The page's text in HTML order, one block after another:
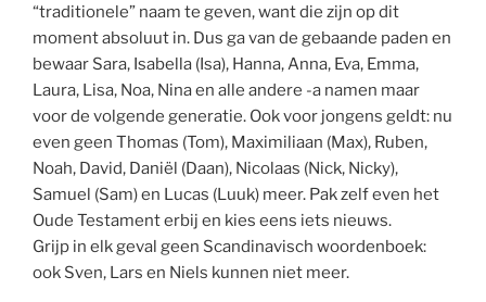
“traditionele” naam te geven, want die zijn op dit
moment absoluut in. Dus ga van de gebaande paden en
bewaar Sara, Isabella (Isa), Hanna, Anna, Eva, Emma,
Laura, Lisa, Noa, Nina en alle andere -a namen maar
voor de volgende generatie. Ook voor jongens geldt: nu
even geen Thomas (Tom), Maximiliaan (Max), Ruben,
Noah, David, Daniël (Daan), Nicolaas (Nick, Nicky),
Samuel (Sam) en Lucas (Luuk) meer. Pak zelf even het
Oude Testament erbij en kies eens iets nieuws.
Grijp in elk geval geen Scandinavisch woordenboek:
ook Sven, Lars en Niels kunnen niet meer.